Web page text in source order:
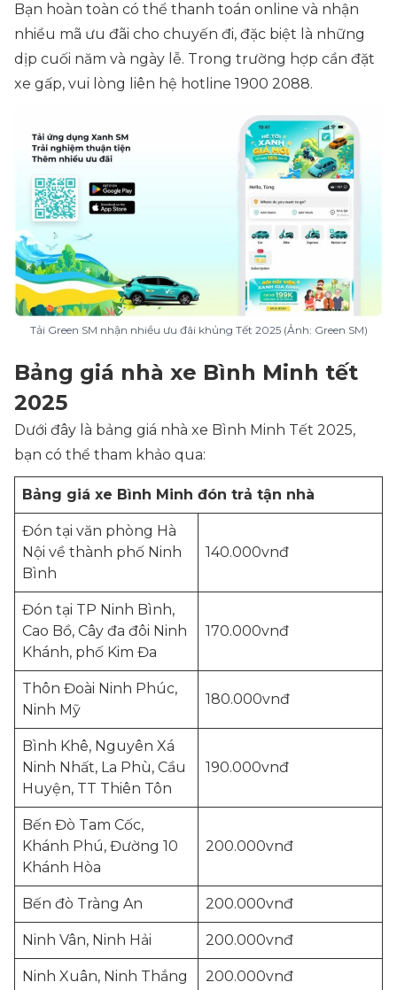
Bạn hoàn toàn có thể thanh toán online và nhận
nhiều mã ưu đãi cho chuyến đi, đặc biệt là những
dịp cuối năm và ngày lễ. Trong trường hợp cần đặt
xe gấp, vui lòng liên hệ hotline 1900 2088.
Tải Green SM nhận nhiều ưu đãi khủng Tết 2025 (Ảnh: Green SM)
Bảng giá nhà xe Bình Minh tết
2025
Dưới đây là bảng giá nhà xe Bình Minh Tết 2025,
bạn có thể tham khảo qua:
Bảng giá xe Bình Minh đón trả tận nhà
Đón tại văn phòng Hà
Nội về thành phố Ninh
Bình
140.000vnđ
Đón tại TP Ninh Bình,
Cao Bồ, Cây đa đôi Ninh
Khánh, phố Kim Đa
170.000vnđ
Thôn Đoài Ninh Phúc,
Ninh Mỹ
180.000vnđ
Bình Khê, Nguyên Xá
Ninh Nhất, La Phù, Cầu
Huyện, TT Thiên Tôn
190.000vnđ
Bến Đò Tam Cốc,
Khánh Phú, Đường 10
Khánh Hòa
200.000vnđ
Bến đò Tràng An 200.000vnđ
Ninh Vân, Ninh Hải 200.000vnđ
Ninh Xuân, Ninh Thắng 200.000vnđ